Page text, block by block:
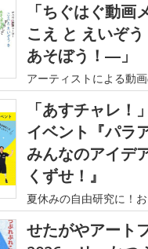
「ちぐはぐ動
こえ と えいぞ
あそぼう！―」
アーティストによる動
「あすチャレ！
イベント『パラ
みんなのアイデ
くずせ！』
夏休みの自由研究に！
せたがやアート